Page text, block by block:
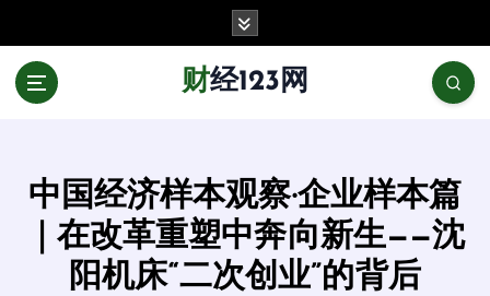
财经123网
中国经济样本观察·企业样本篇
｜在改革重塑中奔向新生——沈
阳机床“二次创业”的背后